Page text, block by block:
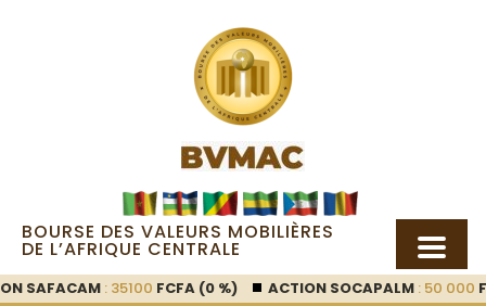
BOURSE DES VALEURS MOBILIÈRES
DE L’AFRIQUE CENTRALE
SAFACAM: 35100FCFA (0 %) ACTION SOCAPALM: 50 000